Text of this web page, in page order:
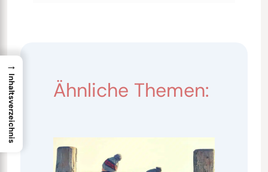
Ähnliche Themen:
→
Inhaltsverzeichnis